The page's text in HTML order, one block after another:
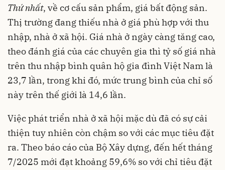
Thứ nhất, về cơ cấu sản phẩm, giá bất động sản.
Thị trường đang thiếu nhà ở giá phù hợp với thu
nhập, nhà ở xã hội. Giá nhà ở ngày càng tăng cao,
theo đánh giá của các chuyên gia thì tỷ số giá nhà
trên thu nhập bình quân hộ gia đình Việt Nam là
23,7 lần, trong khi đó, mức trung bình của chỉ số
này trên thế giới là 14,6 lần.
Việc phát triển nhà ở xã hội mặc dù đã có sự cải
thiện tuy nhiên còn chậm so với các mục tiêu đặt
ra. Theo báo cáo của Bộ Xây dựng, đến hết tháng
7/2025 mới đạt khoảng 59,6% so với chỉ tiêu đặt